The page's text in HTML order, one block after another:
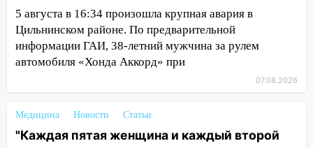
07:20 Жара возвращается: ожидается
знойный и сухой четверг
06:00
Под Ульяновском при развороте
пострадал 38-летний водитель
05:00
«Каждая пятая женщина и каждый
второй мужчина в мире сталкиваются с
алопецией»: врач рассказал, чем может
5 августа в 16:34 произошла крупная авария в
Цильнинском районе. По предварительной
информации ГАИ, 38-летний мужчина за рулем
автомобиля «Хонда Аккорд» при
07.08.2026
Медицина Новости Статьи
"Каждая пятая женщина и каждый второй